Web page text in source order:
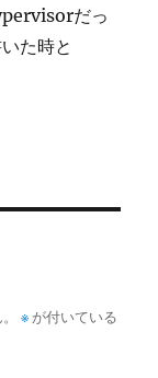
だっ
た時と
※ が付いている